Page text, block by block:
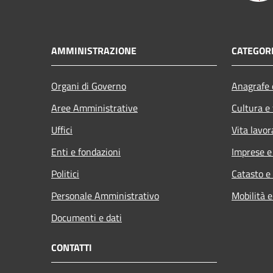
AMMINISTRAZIONE
Organi di Governo
Aree Amministrative
Uffici
Enti e fondazioni
Politici
Personale Amministrativo
Documenti e dati
Cultura
Vita
Imprese
Catasto
Mobilità
CONTATTI